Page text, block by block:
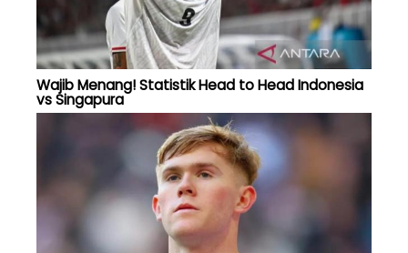
Wajib Menang! Statistik Head to Head Indonesia
vs Singapura